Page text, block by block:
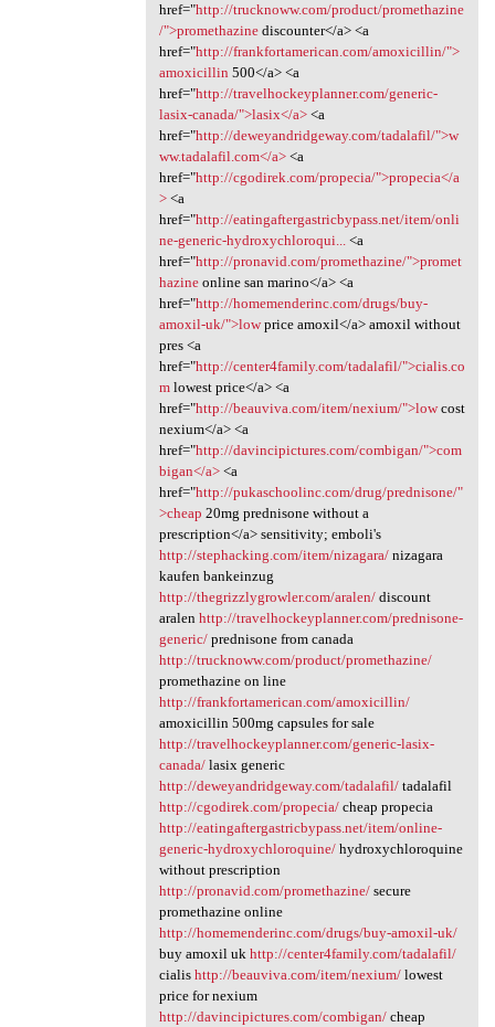
href="http://trucknoww.com/product/promethazine
/">promethazinediscounter</a> <a
href="http://frankfortamerican.com/amoxicillin/">
amoxicillin 500</a> <a
href="http://travelhockeyplanner.com/generic-
lasix-canada/">lasix</a><a
href="http://deweyandridgeway.com/tadalafil/">w
ww.tadalafil.com</a><a
href="http://cgodirek.com/propecia/">propecia</a
><a
href="http://eatingaftergastricbypass.net/item/onli
ne-generic-hydroxychloroqui...<a
href="http://pronavid.com/promethazine/">promet
hazineonline san marino</a> <a
href="http://homemenderinc.com/drugs/buy-
amoxil-uk/">lowprice amoxil</a> amoxil without
pres <a
href="http://center4family.com/tadalafil/">cialis.co
mlowest price</a> <a
href="http://beauviva.com/item/nexium/">lowcost
nexium</a> <a
href="http://davincipictures.com/combigan/">com
bigan</a><a
href="http://pukaschoolinc.com/drug/prednisone/"
>cheap 20mg prednisone without a
prescription</a> sensitivity; emboli's
http://stephacking.com/item/nizagara/nizagara
kaufen bankeinzug
http://thegrizzlygrowler.com/aralen/discount
aralen http://travelhockeyplanner.com/prednisone-
generic/prednisone from canada
http://trucknoww.com/product/promethazine/
promethazine on line
http://frankfortamerican.com/amoxicillin/
amoxicillin 500mg capsules for sale
http://travelhockeyplanner.com/generic-lasix-
canada/lasix generic
http://deweyandridgeway.com/tadalafil/tadalafil
http://cgodirek.com/propecia/cheap propecia
http://eatingaftergastricbypass.net/item/online-
generic-hydroxychloroquine/hydroxychloroquine
without prescription
http://pronavid.com/promethazine/secure
promethazine online
http://homemenderinc.com/drugs/buy-amoxil-uk/
buy amoxil uk http://center4family.com/tadalafil/
cialis http://beauviva.com/item/nexium/lowest
price for nexium
http://davincipictures.com/combigan/cheap